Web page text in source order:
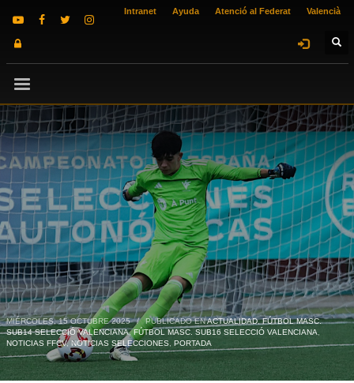
Intranet Ayuda Atenció al Federat Valencià
MIÉRCOLES, 15 OCTUBRE 2025 / PUBLICADO ENACTUALIDAD,FÚTBOL MASC.
SUB14 SELECCIÓ VALENCIANA,FÚTBOL MASC. SUB16 SELECCIÓ VALENCIANA,
NOTICIAS FFCV, NOTICIAS SELECCIONES, PORTADA